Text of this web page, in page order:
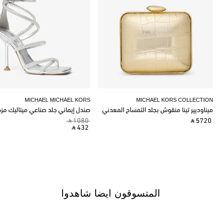
MICHAEL MICHAEL KORS
صندل إيماني جلد صناعي ميتاليك
‎ ⃁ 1080 ‎
‎ ⃁ 432 ‎
MICHAEL KORS COLLECTION
ميناوديير تينا منقوش بجلد التمساح المعدني
‎ ⃁ 5720 ‎
المتسوقون ايضا شاهدوا